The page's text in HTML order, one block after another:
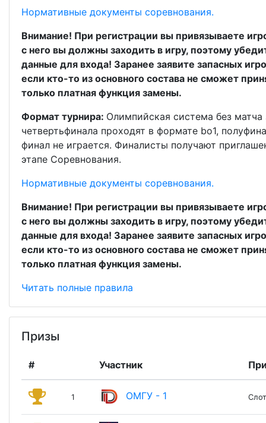
Нормативные документы соревнования.
Внимание! При регистрации вы привязываете
с него вы должны заходить в игру, поэтому
данные для входа! Заранее заявите запасных
если кто-то из основного состава не сможет
только платная функция замены.
Формат турнира: Олимпийская система без
четвертьфинала проходят в формате bo1,
финал не играется. Финалисты получают
этапе Соревнования.
Нормативные документы соревнования.
Внимание! При регистрации вы привязываете
с него вы должны заходить в игру, поэтому
данные для входа! Заранее заявите запасных
если кто-то из основного состава не сможет
только платная функция замены.
Читать полные правила
Призы
# Участник
1 ОМГУ - 1